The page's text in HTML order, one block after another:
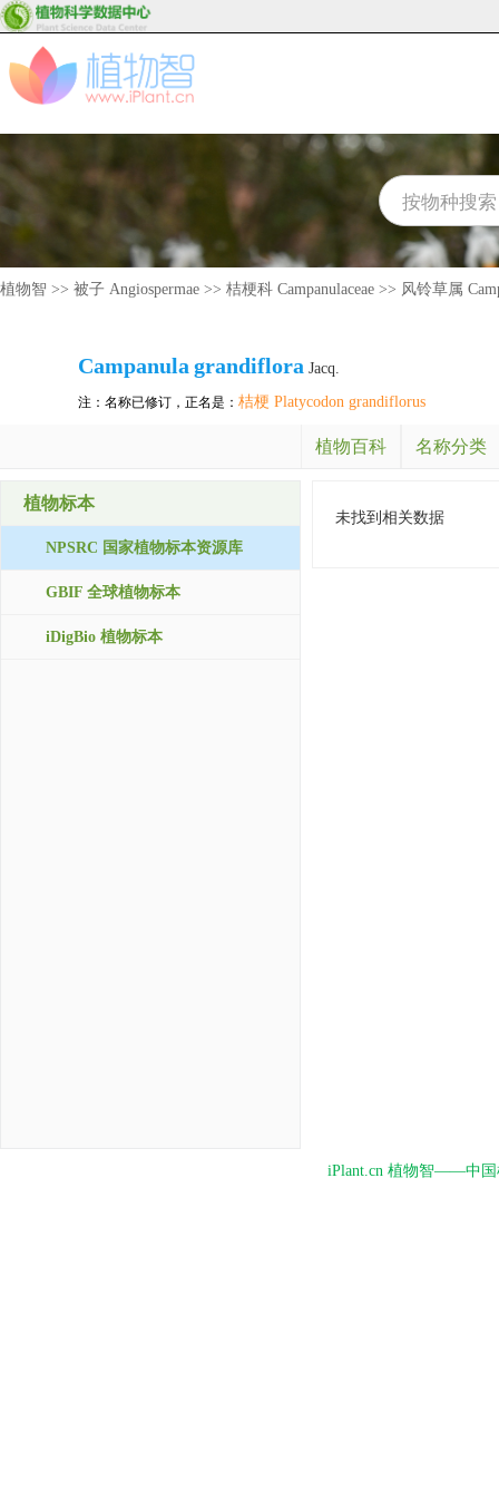
植物智 >> 被子 Angiospermae >> 桔梗科 Campanulaceae >> 风铃草属
Campanula grandiflora Jacq.
注：名称已修订，正名是： 桔梗 Platycodon grandiflorus
植物百科 名称分类
植物标本
NPSRC 国家植物标本资源库
GBIF 全球植物标本
iDigBio 植物标本
未找到相关数据
iPlant.cn 植物智——中国